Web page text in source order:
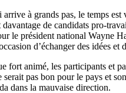
à grands pas, le temps
de candidats pro-
le président national
d’échanger des idées
fort animé, les participants et
serait pas bon pour le pays et
dans la mauvaise direction.